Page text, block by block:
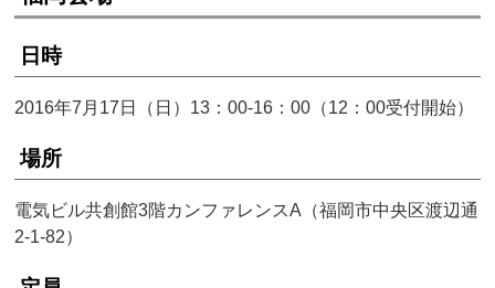
日時
2016年7月17日（日）13：00-16：00（12：00受付開始）
場所
電気ビル共創館3階カンファレンスA（福岡市中央区渡辺通
2-1-82）